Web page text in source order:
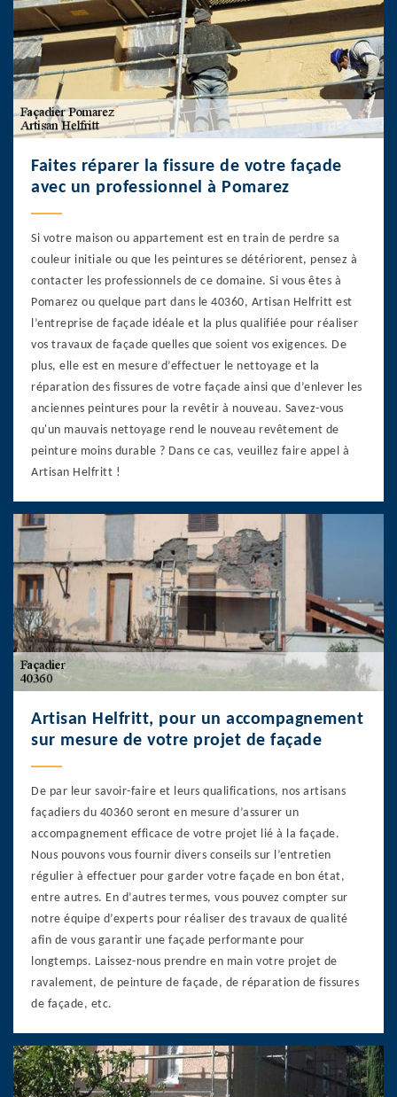
Faites réparer la fissure de votre façade
avec un professionnel à Pomarez
Si votre maison ou appartement est en train de perdre sa
couleur initiale ou que les peintures se détériorent, pensez à
contacter les professionnels de ce domaine. Si vous êtes à
Pomarez ou quelque part dans le 40360, Artisan Helfritt est
l’entreprise de façade idéale et la plus qualifiée pour réaliser
vos travaux de façade quelles que soient vos exigences. De
plus, elle est en mesure d’effectuer le nettoyage et la
réparation des fissures de votre façade ainsi que d’enlever les
anciennes peintures pour la revêtir à nouveau. Savez-vous
qu'un mauvais nettoyage rend le nouveau revêtement de
peinture moins durable ? Dans ce cas, veuillez faire appel à
Artisan Helfritt !
Artisan Helfritt, pour un accompagnement
sur mesure de votre projet de façade
De par leur savoir-faire et leurs qualifications, nos artisans
façadiers du 40360 seront en mesure d’assurer un
accompagnement efficace de votre projet lié à la façade.
Nous pouvons vous fournir divers conseils sur l’entretien
régulier à effectuer pour garder votre façade en bon état,
entre autres. En d’autres termes, vous pouvez compter sur
notre équipe d’experts pour réaliser des travaux de qualité
afin de vous garantir une façade performante pour
longtemps. Laissez-nous prendre en main votre projet de
ravalement, de peinture de façade, de réparation de fissures
de façade, etc.